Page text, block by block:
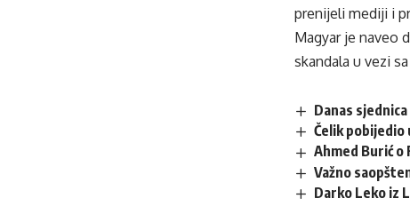
prenijeli mediji i
Magyar je naveo
skandala u vezi
Danas
Čelik pobijedio
Ahmed Burić o
Važno
Darko Leko iz